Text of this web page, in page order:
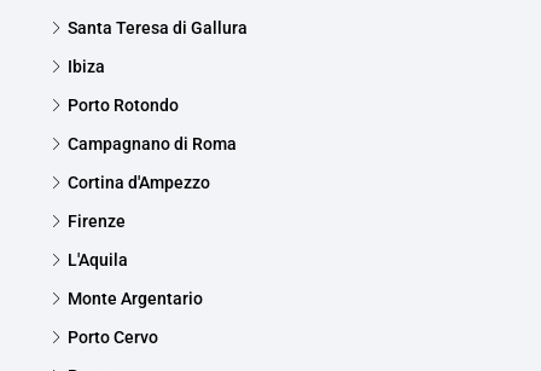
Santa Teresa di Gallura
Ibiza
Porto Rotondo
Campagnano di Roma
Cortina d'Ampezzo
Firenze
L'Aquila
Monte Argentario
Porto Cervo